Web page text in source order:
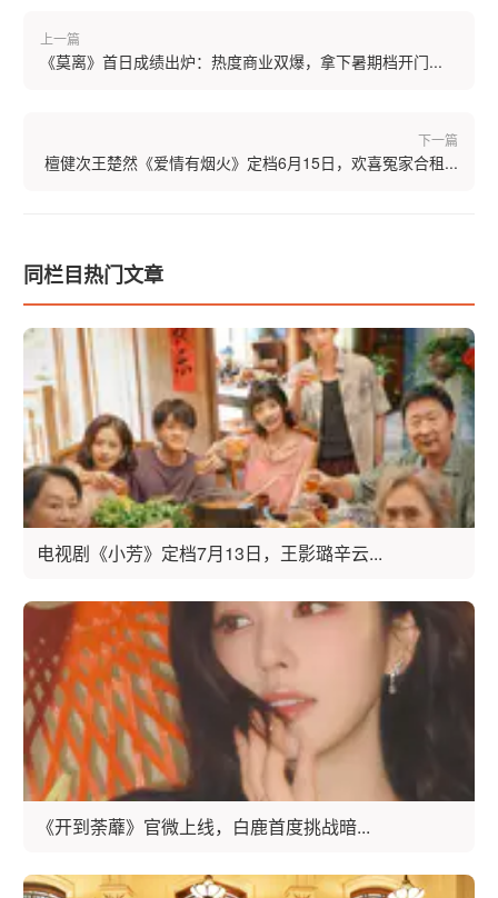
上一篇
《莫离》首日成绩出炉：热度商业双爆，拿下暑期档开门...
下一篇
檀健次王楚然《爱情有烟火》定档6月15日，欢喜冤家合租...
同栏目热门文章
电视剧《小芳》定档7月13日，王影璐辛云...
《开到荼蘼》官微上线，白鹿首度挑战暗...